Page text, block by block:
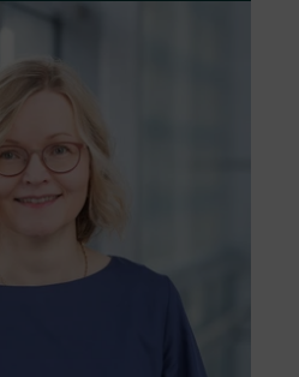
sau despre OX2,
sau a unui membru
a depune o
tot suportul pentru
pe care le primim sa
obiectiv și eficiență.